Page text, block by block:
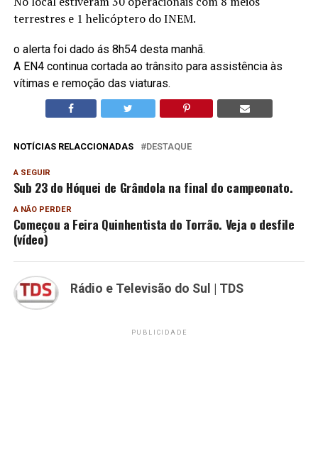
terrestres e 1 helicóptero do INEM.
o alerta foi dado ás 8h54 desta manhã.
A EN4 continua cortada ao trânsito para assistência às
vítimas e remoção das viaturas.
NOTÍCIAS RELACCIONADAS DESTAQUE
A SEGUIR
Sub 23 do Hóquei de Grândola na final do campeonato.
A NÃO PERDER
Começou a Feira Quinhentista do Torrão. Veja o desfile
(vídeo)
Rádio e Televisão do Sul | TDS
PUBLICIDADE